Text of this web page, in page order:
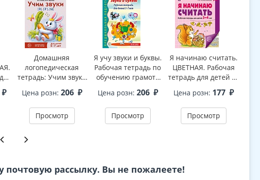
₽
Домашняя
логопедическая
тетрадь: Учим звуки
детей 5-7 лет - 3-е
изд.
Цена розн: 206 ₽
Просмотр
Я учу звуки и буквы.
Рабочая тетрадь по
обучению грамоте
детей 5-7 лет - 2-е
изд
Цена розн: 206 ₽
Просмотр
Я начинаю считать.
ЦВЕТНАЯ. Рабочая
тетрадь для детей 3–
4 лет. Соответствует
ФГОС ДО
Цена розн: 177 ₽
Просмотр
почтовую рассылку. Вы не пожалеете!